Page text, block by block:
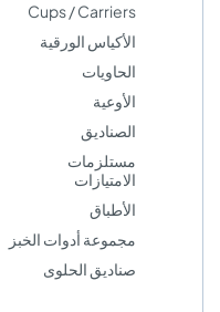
Cups / Carriers
الأكياس الورقية
الحاويات
الأوعية
الصناديق
مستلزمات
الامتيازات
الأطباق
مجموعة أدوات الخبز
صناديق الحلوى